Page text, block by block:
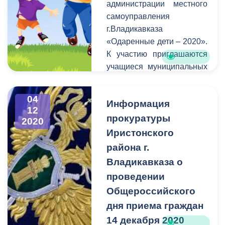
погашения.
администрации местного
самоуправления
г.Владикавказа
«Одаренные дети – 2020».
К участию приглашаются
учащиеся муниципальных
высокие достижения в
творческой и
общественной
деятельности. С
подробностями вы можете
ознакомится в положении,
прикрепленном ниже.
04
12
2020
Информация
прокуратуры
Иристонского
района г.
Владикавказа о
проведении
Общероссийского
дня приема граждан
14 декабря 2020